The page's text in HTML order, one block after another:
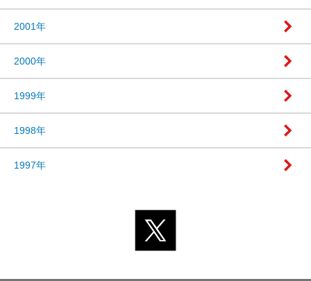
2001年
2000年
1999年
1998年
1997年